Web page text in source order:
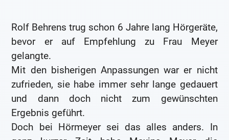
Rolf Behrens trug schon 6 Jahre lang Hörgeräte,
bevor er auf Empfehlung zu Frau Meyer
gelangte.
Mit den bisherigen Anpassungen war er nicht
zufrieden, sie habe immer sehr lange gedauert
und dann doch nicht zum gewünschten
Ergebnis geführt.
Doch bei Hörmeyer sei das alles anders. In